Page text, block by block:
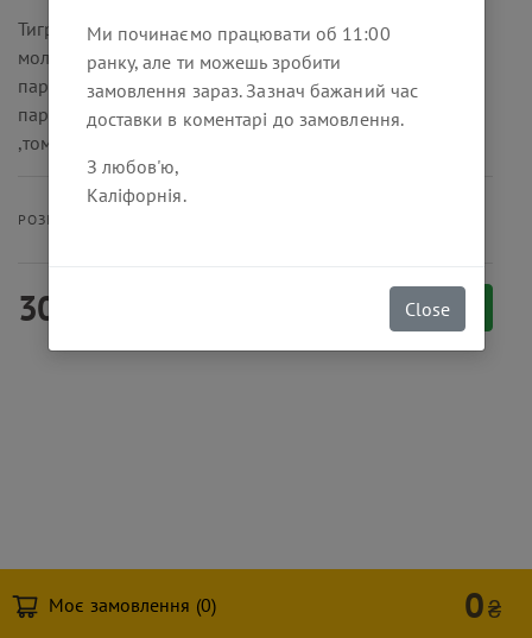
Ми починаємо працювати об 11:00
ранку, але ти можешь зробити
замовлення зараз. Зазнач бажаний час
доставки в коментарі до замовлення.
З любов'ю,
Каліфорнія.
Close
Тигрова креветка смажена з часником та кокосовим
молоком, соус на основі анчоусів, гірчиці, часнику та
пармезану, салат айсберг, бекон карамелізований,
пармезан, чіпси з пшеничної тортильї, яйце куряче
,томати чері, мікс насіння соняшника, льону та гарбуза
РОЗМІР ПОРЦІЇ
300 Замовити
Моє замовлення (0) 0₴